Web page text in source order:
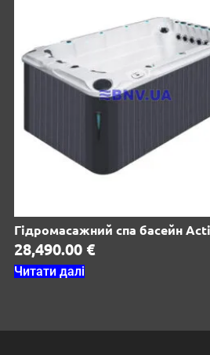
Гідромасажний спа басейн
28,490.00 €
Читати далі